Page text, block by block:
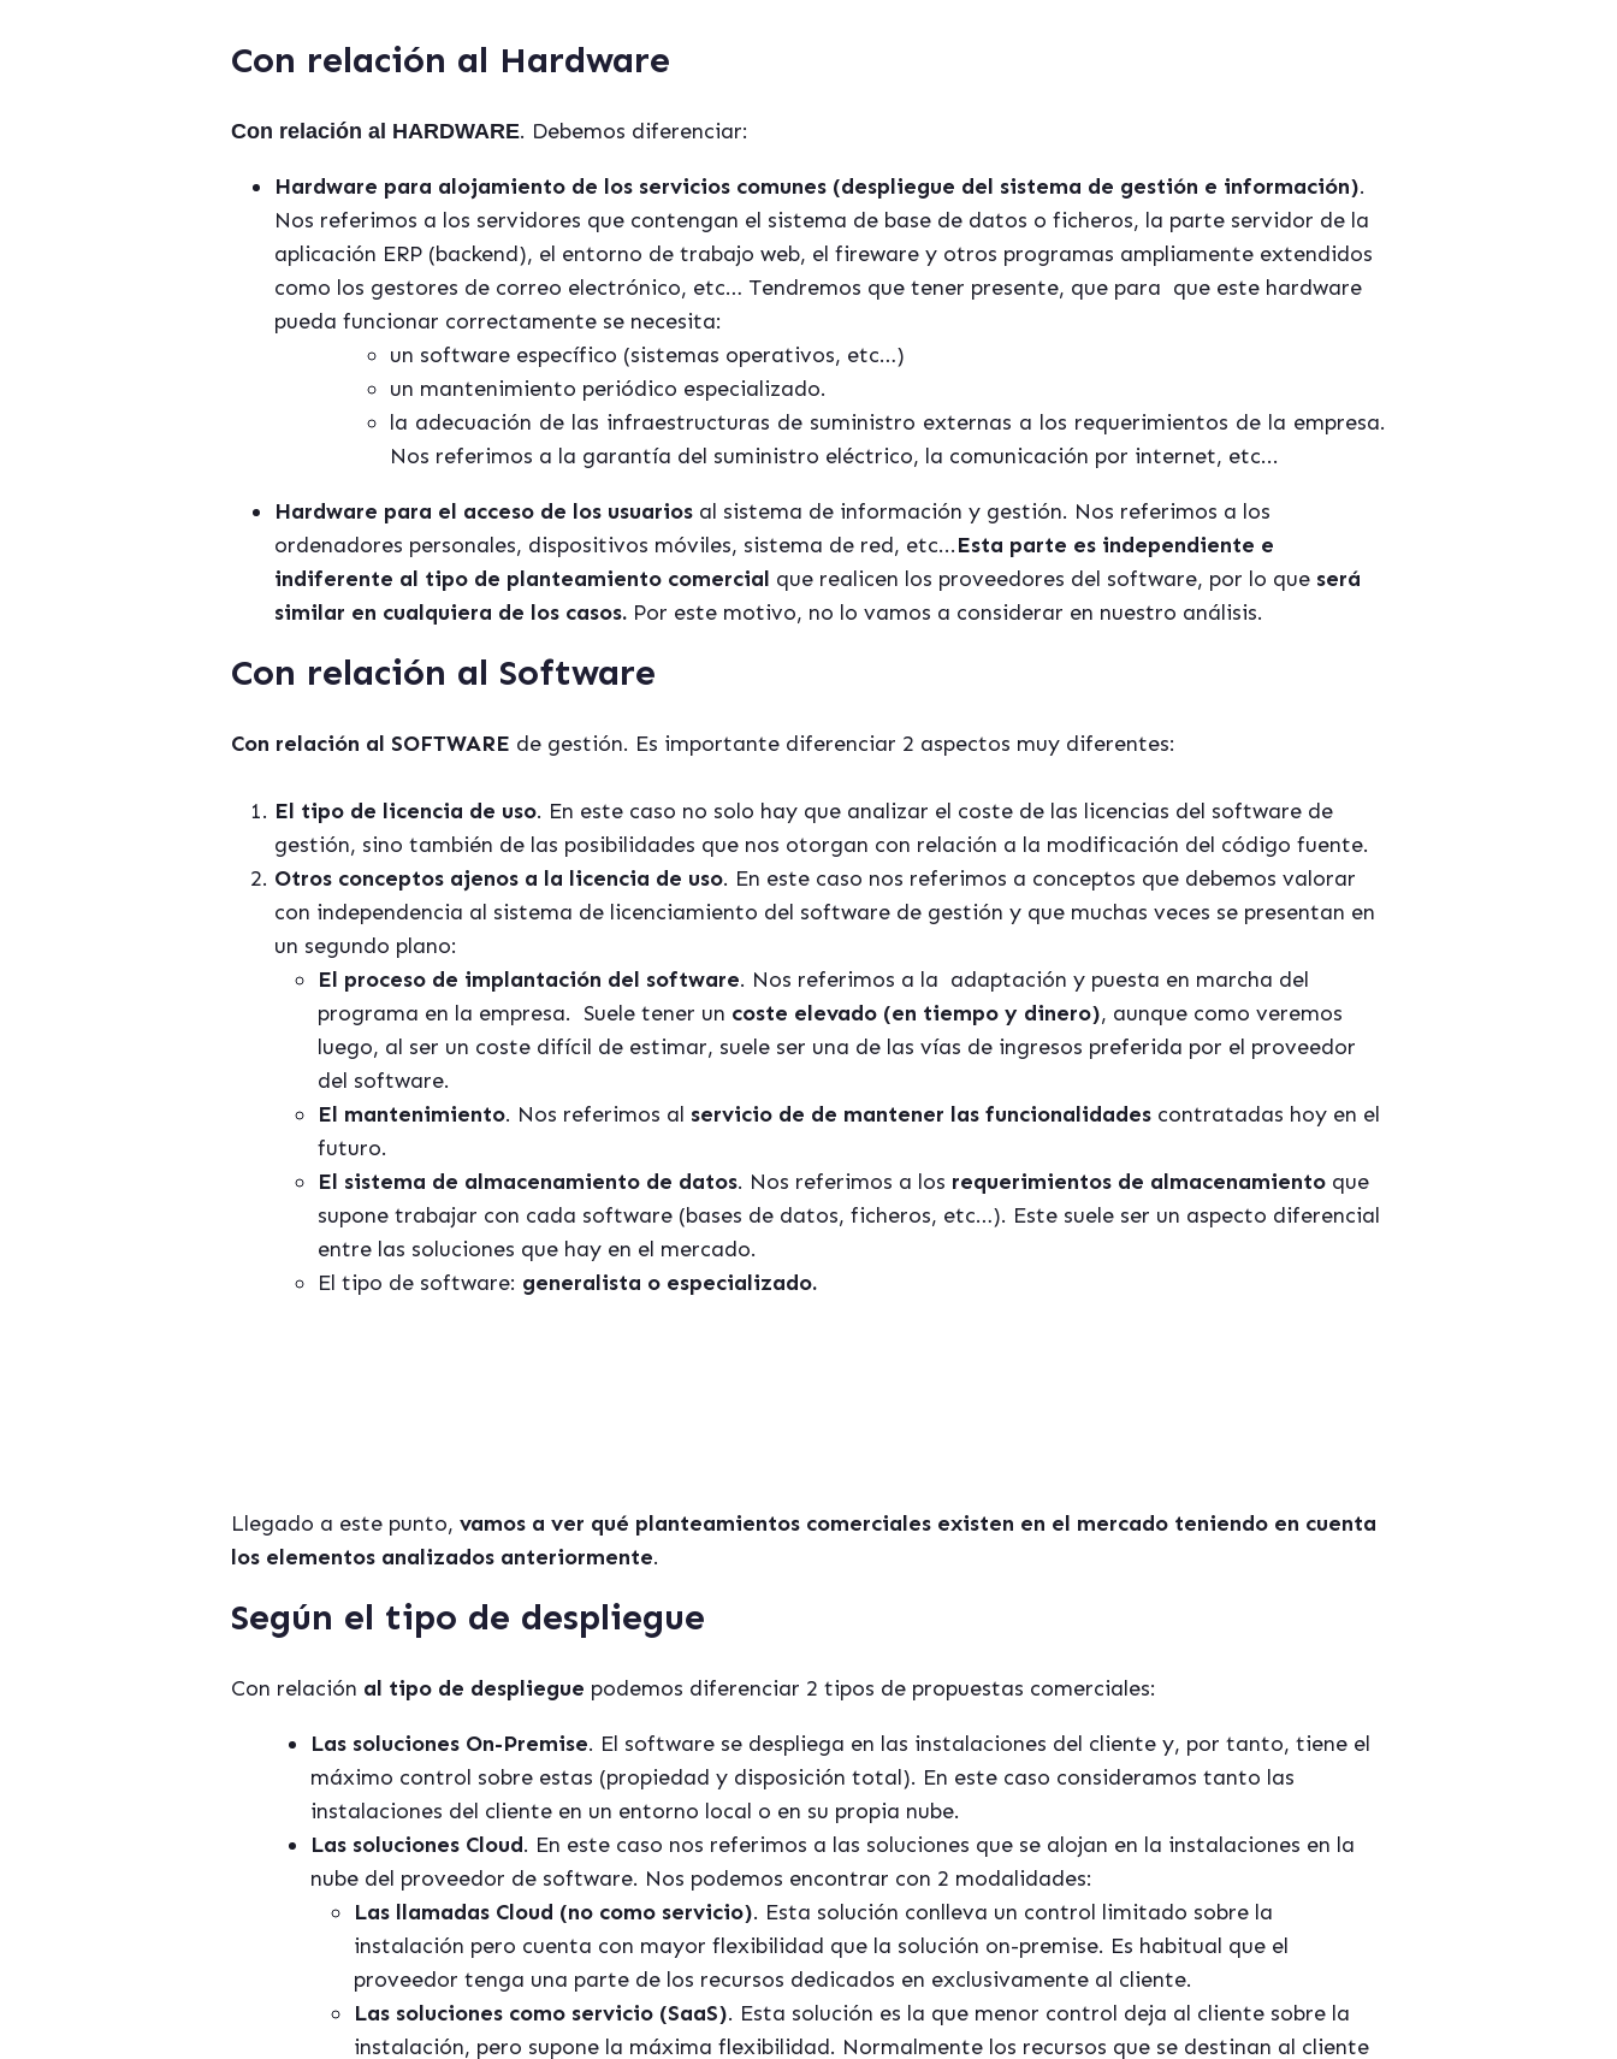
Con relación al Hardware
Con relación al HARDWARE. Debemos diferenciar:
Hardware para alojamiento de los servicios comunes (despliegue del sistema de gestión e información).
Nos referimos a los servidores que contengan el sistema de base de datos o ficheros, la parte servidor de la
aplicación ERP (backend), el entorno de trabajo web, el fireware y otros programas ampliamente extendidos
como los gestores de correo electrónico, etc… Tendremos que tener presente, que para que este hardware
pueda funcionar correctamente se necesita:
un software específico (sistemas operativos, etc…)
un mantenimiento periódico especializado.
la adecuación de las infraestructuras de suministro externas a los requerimientos de la empresa.
Nos referimos a la garantía del suministro eléctrico, la comunicación por internet, etc...
Hardware para el acceso de los usuarios al sistema de información y gestión. Nos referimos a los
ordenadores personales, dispositivos móviles, sistema de red, etc...Esta parte es independiente e
indiferente al tipo de planteamiento comercial que realicen los proveedores del software, por lo que será
similar en cualquiera de los casos. Por este motivo, no lo vamos a considerar en nuestro análisis.
Con relación al Software
Con relación al SOFTWARE de gestión. Es importante diferenciar 2 aspectos muy diferentes:
El tipo de licencia de uso. En este caso no solo hay que analizar el coste de las licencias del software de
gestión, sino también de las posibilidades que nos otorgan con relación a la modificación del código fuente.
Otros conceptos ajenos a la licencia de uso. En este caso nos referimos a conceptos que debemos valorar
con independencia al sistema de licenciamiento del software de gestión y que muchas veces se presentan en
un segundo plano:
El proceso de implantación del software. Nos referimos a la adaptación y puesta en marcha del
programa en la empresa. Suele tener un coste elevado (en tiempo y dinero), aunque como veremos
luego, al ser un coste difícil de estimar, suele ser una de las vías de ingresos preferida por el proveedor
del software.
El mantenimiento. Nos referimos al servicio de de mantener las funcionalidades contratadas hoy en el
futuro.
El sistema de almacenamiento de datos. Nos referimos a los requerimientos de almacenamiento que
supone trabajar con cada software (bases de datos, ficheros, etc…). Este suele ser un aspecto diferencial
entre las soluciones que hay en el mercado.
El tipo de software: generalista o especializado.
Llegado a este punto, vamos a ver qué planteamientos comerciales existen en el mercado teniendo en cuenta
los elementos analizados anteriormente.
Según el tipo de despliegue
Con relación al tipo de despliegue podemos diferenciar 2 tipos de propuestas comerciales:
Las soluciones On-Premise. El software se despliega en las instalaciones del cliente y, por tanto, tiene el
máximo control sobre estas (propiedad y disposición total). En este caso consideramos tanto las
instalaciones del cliente en un entorno local o en su propia nube.
Las soluciones Cloud. En este caso nos referimos a las soluciones que se alojan en la instalaciones en la
nube del proveedor de software. Nos podemos encontrar con 2 modalidades:
Las llamadas Cloud (no como servicio). Esta solución conlleva un control limitado sobre la
instalación pero cuenta con mayor flexibilidad que la solución on-premise. Es habitual que el
proveedor tenga una parte de los recursos dedicados en exclusivamente al cliente.
Las soluciones como servicio (SaaS). Esta solución es la que menor control deja al cliente sobre la
instalación, pero supone la máxima flexibilidad. Normalmente los recursos que se destinan al cliente